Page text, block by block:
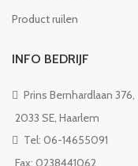
Product ruilen
INFO BEDRIJF
Prins Bernhardlaan 376,
2033 SE, Haarlem
Tel: 06-14655091
Fax: 0238441062